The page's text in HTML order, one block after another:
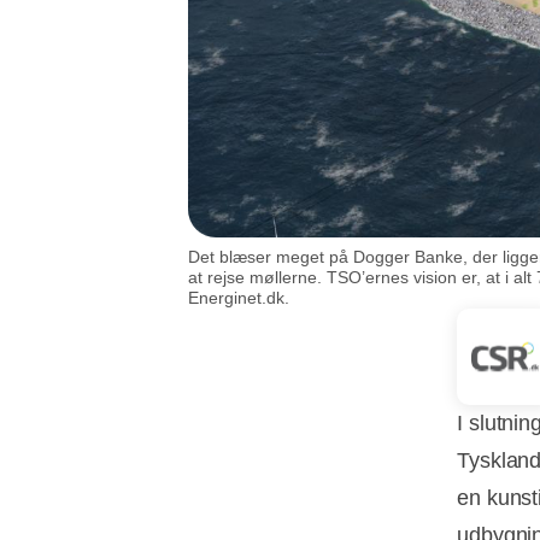
Det blæser meget på Dogger Banke, der
at rejse møllerne. TSO’ernes vision er, at i
Energinet.dk.
I
en